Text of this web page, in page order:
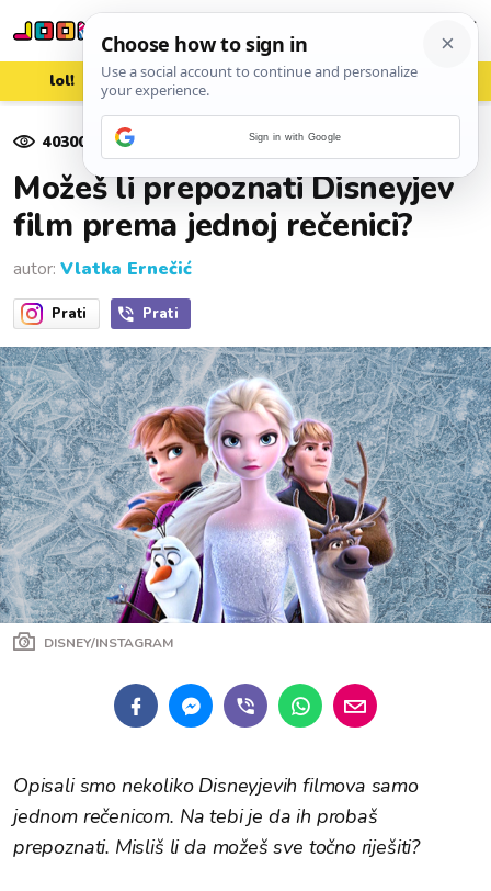
lol! aww vrh! woot?!
40300 pregleda
Možeš li prepoznati Disneyjev
film prema jednoj rečenici?
autor: Vlatka Ernečić
Prati Prati
DISNEY/INSTAGRAM
Opisali smo nekoliko Disneyjevih filmova samo
jednom rečenicom. Na tebi je da ih probaš
prepoznati. Misliš li da možeš sve točno riješiti?
Sign in with Google